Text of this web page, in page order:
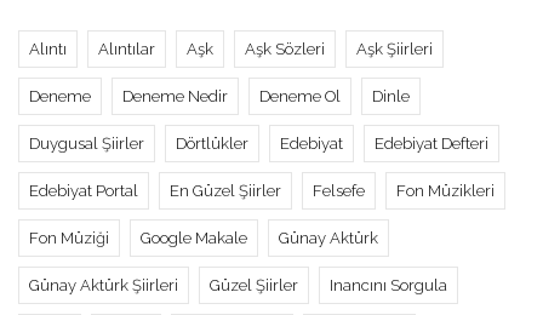
Alıntı Alıntılar Aşk Aşk Sözleri Aşk Şiirleri
Deneme Deneme Nedir Deneme Ol Dinle
Duygusal Şiirler Dörtlükler Edebiyat Edebiyat Defteri
Edebiyat Portal En Güzel Şiirler Felsefe Fon Müzikleri
Fon Müziği Google Makale Günay Aktürk
Günay Aktürk Şiirleri Güzel Şiirler Inancını Sorgula